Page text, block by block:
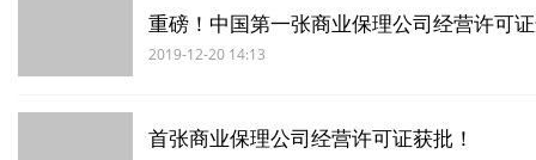
重磅！中国第一张商业保理公司经营许可
2019-12-20 14:13
首张商业保理公司经营许可证获批！